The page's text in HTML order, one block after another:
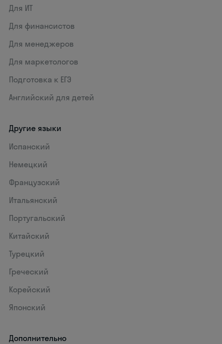
Для ИТ
Для финансистов
Для менеджеров
Для маркетологов
Подготовка к ЕГЭ
Английский для детей
Другие языки
Испанский
Немецкий
Французский
Итальянский
Португальский
Китайский
Турецкий
Греческий
Корейский
Японский
Дополнительно